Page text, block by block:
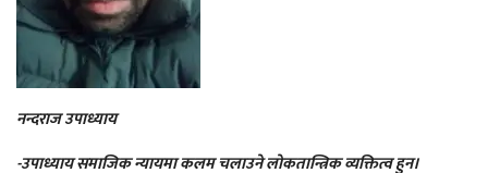
नन्दराज उपाध्याय
-उपाध्याय समाजिक न्यायमा कलम चलाउने लोकतान्त्रिक व्यक्तित्व हुन।